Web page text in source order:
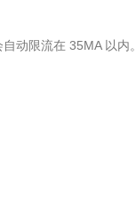
动限流在 35MA 以内。